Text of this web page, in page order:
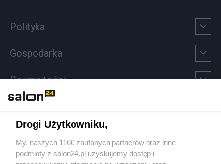
Polityka
Gospodarka
Rozmaitości
Sport
Społeczeństwo
Drogi Użytkowniku,
My, naszych 1160 zaufanych partnerów oraz inne
podmioty z salon24.pl uzyskujemy dostęp i